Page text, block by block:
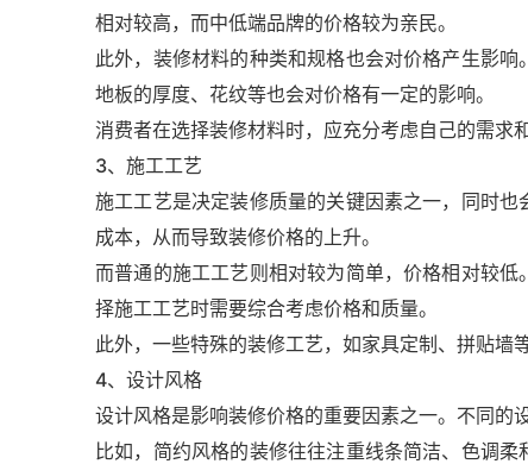
相对较高，而中低端品牌的价格较为亲民。
此外，装修材料的种类和规格也会对价格产生影
地板的厚度、花纹等也会对价格有一定的影响。
消费者在选择装修材料时，应充分考虑自己的需求
3、施工工艺
施工工艺是决定装修质量的关键因素之一，同时
成本，从而导致装修价格的上升。
而普通的施工工艺则相对较为简单，价格相对较
择施工工艺时需要综合考虑价格和质量。
此外，一些特殊的装修工艺，如家具定制、拼贴墙
4、设计风格
设计风格是影响装修价格的重要因素之一。不同的
比如，简约风格的装修往往注重线条简洁、色调